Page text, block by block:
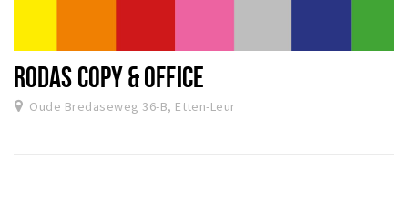
RODAS COPY & OFFICE
Oude Bredaseweg 36-B, Etten-Leur